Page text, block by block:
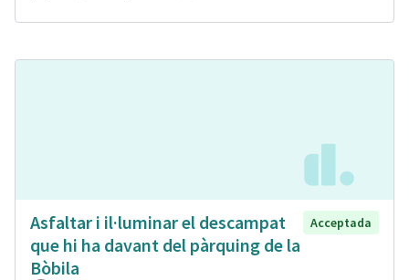
Asfaltar i il·luminar el descampat
que hi ha davant del pàrquing de la
Bòbila
Acceptada